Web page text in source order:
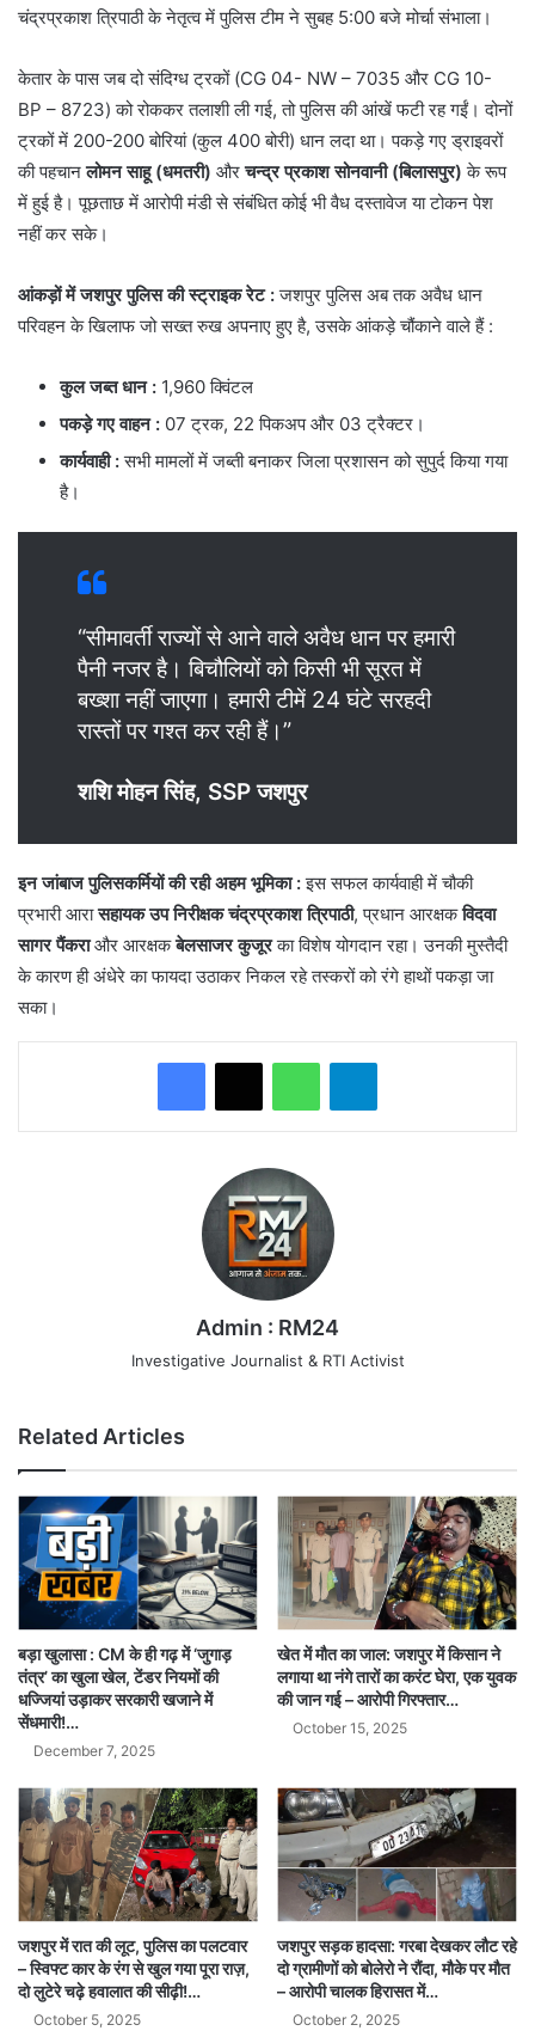
चंद्रप्रकाश त्रिपाठी के नेतृत्व में पुलिस टीम ने सुबह 5:00 बजे मोर्चा संभाला।
केतार के पास जब दो संदिग्ध ट्रकों (CG 04- NW – 7035 और CG 10-
BP – 8723) को रोककर तलाशी ली गई, तो पुलिस की आंखें फटी रह गईं। दोनों
ट्रकों में 200-200 बोरियां (कुल 400 बोरी) धान लदा था। पकड़े गए ड्राइवरों
की पहचानलोमन साहू (धमतरी) औरचन्द्र प्रकाश सोनवानी (बिलासपुर) के रूप
में हुई है। पूछताछ में आरोपी मंडी से संबंधित कोई भी वैध दस्तावेज या टोकन पेश
नहीं कर सके।
आंकड़ों में जशपुर पुलिस की स्ट्राइक रेट :जशपुर पुलिस अब तक अवैध धान
परिवहन के खिलाफ जो सख्त रुख अपनाए हुए है, उसके आंकड़े चौंकाने वाले हैं :
कुल जब्त धान : 1,960 क्विंटल
पकड़े गए वाहन : 07 ट्रक, 22 पिकअप और 03 ट्रैक्टर।
कार्यवाही :सभी मामलों में जब्ती बनाकर जिला प्रशासन को सुपुर्द किया गया
है।
“सीमावर्ती राज्यों से आने वाले अवैध धान पर हमारी
पैनी नजर है। बिचौलियों को किसी भी सूरत में
बख्शा नहीं जाएगा। हमारी टीमें 24 घंटे सरहदी
रास्तों पर गश्त कर रही हैं।”
शशि मोहन सिंह, SSP जशपुर
इन जांबाज पुलिसकर्मियों की रही अहम भूमिका :इस सफल कार्यवाही में चौकी
प्रभारी आरासहायक उप निरीक्षक चंद्रप्रकाश त्रिपाठी, प्रधान आरक्षकविदवा
सागर पैंकराऔर आरक्षकबेलसाजर कुजूरका विशेष योगदान रहा। उनकी मुस्तैदी
के कारण ही अंधेरे का फायदा उठाकर निकल रहे तस्करों को रंगे हाथों पकड़ा जा
सका।
WhatsAppTelegram
Admin : RM24
Investigative Journalist & RTI Activist
Related Articles
बड़ा खुलासा : CM के ही गढ़ में ‘जुगाड़
तंत्र’ का खुला खेल, टेंडर नियमों की
धज्जियां उड़ाकर सरकारी खजाने में
सेंधमारी!…
December 7, 2025
खेत में मौत का जाल: जशपुर में किसान ने
लगाया था नंगे तारों का करंट घेरा, एक युवक
की जान गई – आरोपी गिरफ्तार…
October 15, 2025
जशपुर में रात की लूट, पुलिस का पलटवार
– स्विफ्ट कार के रंग से खुल गया पूरा राज़,
दो लुटेरे चढ़े हवालात की सीढ़ी!…
October 5, 2025
जशपुर सड़क हादसा: गरबा देखकर लौट रहे
दो ग्रामीणों को बोलेरो ने रौंदा, मौके पर मौत
– आरोपी चालक हिरासत में…
October 2, 2025